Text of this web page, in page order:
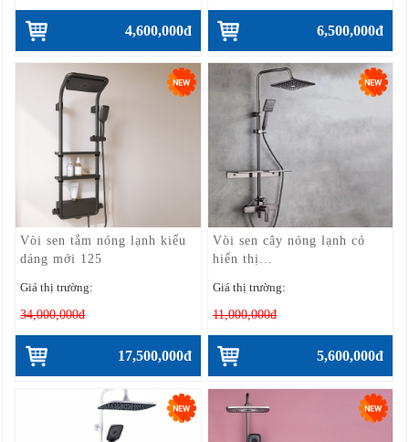
4,600,000đ 6,500,000đ
Vòi sen tắm nóng lạnh kiểu
dáng mới 125
Giá thị trường:
34,000,000đ
17,500,000đ
Vòi sen cây nóng lạnh có
hiển thị...
Giá thị trường:
11,000,000đ
5,600,000đ